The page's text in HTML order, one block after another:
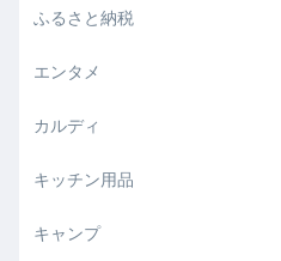
ふるさと納税
エンタメ
カルディ
キッチン用品
キャンプ